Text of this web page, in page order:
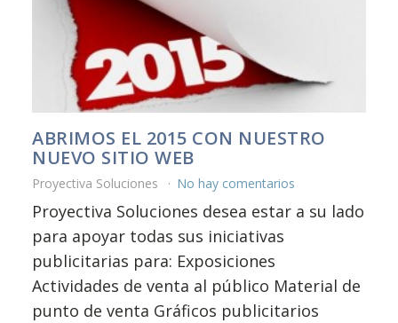
ABRIMOS EL 2015 CON NUESTRO
NUEVO SITIO WEB
Proyectiva Soluciones No hay comentarios
Proyectiva Soluciones desea estar a su lado
para apoyar todas sus iniciativas
publicitarias para: Exposiciones
Actividades de venta al público Material de
punto de venta Gráficos publicitarios